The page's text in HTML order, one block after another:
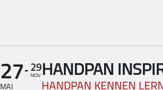
27
MAI
29
NOV HANDPAN
HANDPAN KENNEN